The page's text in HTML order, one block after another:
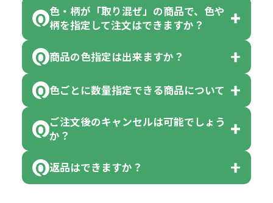
一部商品（※）を除き、注文可能数
です。
ります。
【例】注文可能数が100個の場合
は、100個以上でしたら、何個でも
可能です。
色・柄が「取り混ぜ」の商品で、色や
柄を指定して注文はできますか？
「色・柄 取り混ぜ」のラベルがつい
ている商品は、色指定不可となって
ん。
商品の色指定は出来ますか？
色指定できる商品もございますが商
品の詳細に「色・柄 取り混ぜ」のラ
ベルや商品画像に「〇色取混ぜ」な
色ごとに数量指定できる商品について
「選べる本体色」のラベルが付いて
す。
ご注文後のキャンセルは可能でしょう
か？
お客様都合でのキャンセルは、制作
返品はできますか？